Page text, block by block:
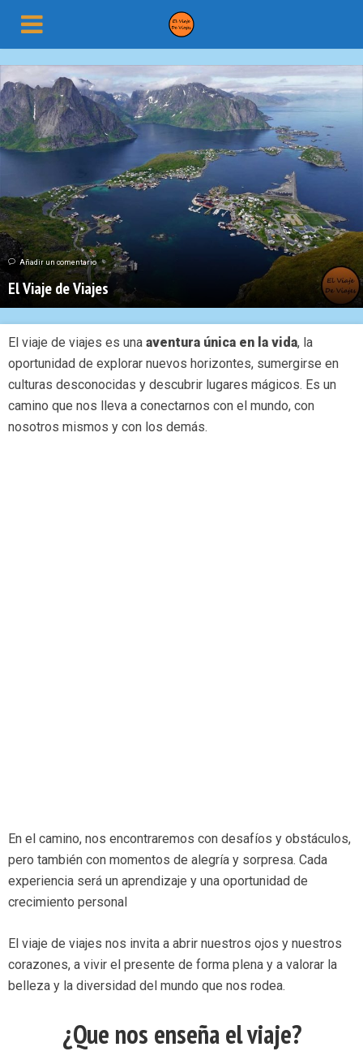
Añadir un comentario
El Viaje de Viajes
El viaje de viajes es una aventura única en la vida, la
oportunidad de explorar nuevos horizontes, sumergirse en
culturas desconocidas y descubrir lugares mágicos. Es un
camino que nos lleva a conectarnos con el mundo, con
nosotros mismos y con los demás.
En el camino, nos encontraremos con desafíos y obstáculos,
pero también con momentos de alegría y sorpresa. Cada
experiencia será un aprendizaje y una oportunidad de
crecimiento personal
El viaje de viajes nos invita a abrir nuestros ojos y nuestros
corazones, a vivir el presente de forma plena y a valorar la
belleza y la diversidad del mundo que nos rodea.
¿Que nos enseña el viaje?